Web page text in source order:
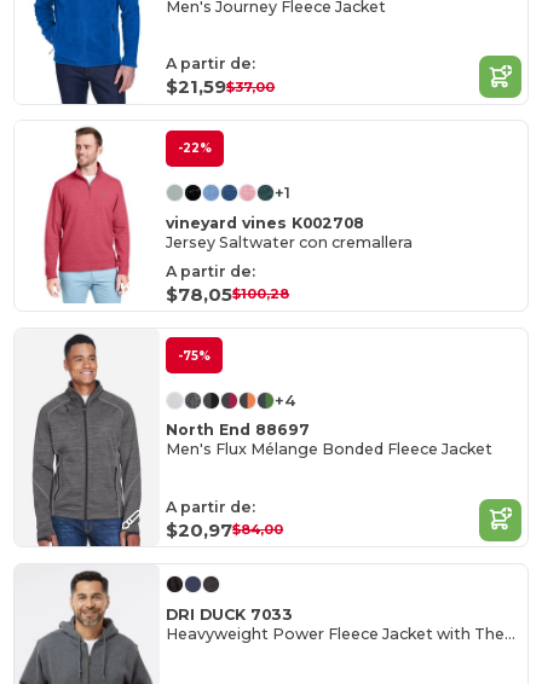
Men's Journey Fleece Jacket
A partir de:
$21,59$37,00
-22%
+1
vineyard vines K002708
Jersey Saltwater con cremallera
A partir de:
$78,05$100,28
-75%
+4
North End 88697
Men's Flux Mélange Bonded Fleece Jacket
A partir de:
$20,97$84,00
DRI DUCK 7033
Heavyweight Power Fleece Jacket with Thermal Lining